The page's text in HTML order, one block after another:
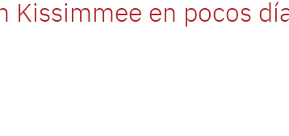
Kissimmee en pocos